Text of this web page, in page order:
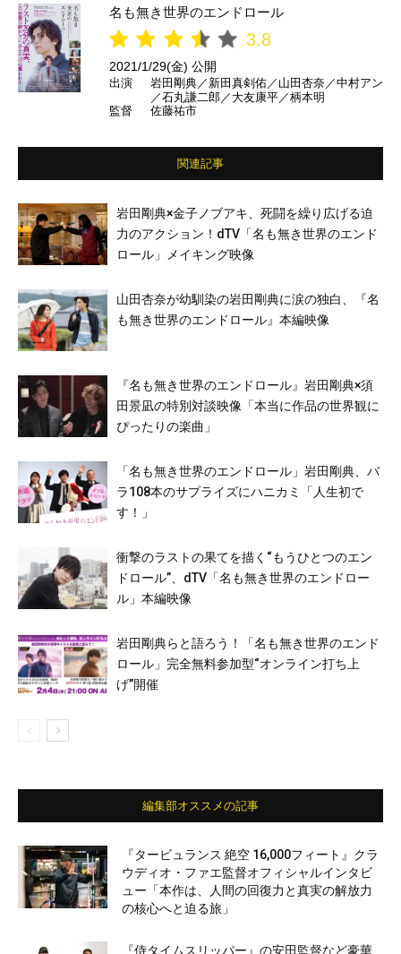
名も無き世界のエンドロール
3.8
2021/1/29(金) 公開
出演
岩田剛典／新田真剣佑／山田杏奈／中村アン
／石丸謙二郎／大友康平／柄本明
監督
佐藤祐市
関連記事
岩田剛典×金子ノブアキ、死闘を繰り広げる迫
力のアクション！dTV「名も無き世界のエンド
ロール」メイキング映像
山田杏奈が幼馴染の岩田剛典に涙の独白、『名
も無き世界のエンドロール』本編映像
『名も無き世界のエンドロール』岩田剛典×須
田景凪の特別対談映像「本当に作品の世界観に
ぴったりの楽曲」
「名も無き世界のエンドロール」岩田剛典、バ
ラ108本のサプライズにハニカミ「人生初で
す！」
衝撃のラストの果てを描く“もうひとつのエン
ドロール”、dTV「名も無き世界のエンドロー
ル」本編映像
岩田剛典らと語ろう！「名も無き世界のエンド
ロール」完全無料参加型“オンライン打ち上
げ”開催
編集部オススメの記事
『タービュランス 絶空 16,000フィート』クラ
ウディオ・ファエ監督オフィシャルインタビ
ュー「本作は、人間の回復力と真実の解放力
の核心へと迫る旅」
『侍タイムスリッパー』の安田監督など豪華